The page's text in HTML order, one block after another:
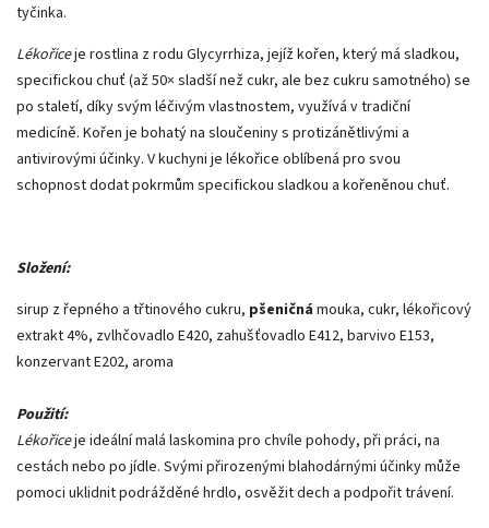
tyčinka.
Lékořiceje rostlina z rodu Glycyrrhiza, jejíž kořen, který má sladkou,
specifickou chuť (až 50× sladší než cukr, ale bez cukru samotného) se
po staletí, díky svým léčivým vlastnostem, využívá v tradiční
medicíně. Kořen je bohatý na sloučeniny s protizánětlivými a
antivirovými účinky. V kuchyni je lékořice oblíbená pro svou
schopnost dodat pokrmům specifickou sladkou a kořeněnou chuť.
Složení:
sirup z řepného a třtinového cukru, pšeničná mouka, cukr, lékořicový
extrakt 4%, zvlhčovadlo E420, zahušťovadlo E412, barvivo E153,
konzervant E202, aroma
Použití:
Lékořiceje ideální malá laskomina pro chvíle pohody, při práci, na
cestách nebo po jídle. Svými přirozenými blahodárnými účinky může
pomoci uklidnit podrážděné hrdlo, osvěžit dech a podpořit trávení.